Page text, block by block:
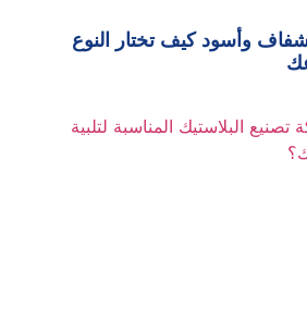
في سي 65 شفاف وأسود كيف تختار النوع